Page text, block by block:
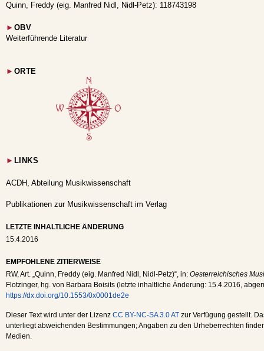
Quinn, Freddy (eig. Manfred Nidl, Nidl-Petz): 118743198
► OBV
Weiterführende Literatur
► ORTE
► LINKS
ACDH, Abteilung Musikwissenschaft
Publikationen zur Musikwissenschaft im Verlag
LETZTE INHALTLICHE ÄNDERUNG
15.4.2016
EMPFOHLENE ZITIERWEISE
RW, Art. „Quinn, Freddy (eig. Manfred Nidl, Nidl-Petz)“, in: Oesterreichisches
Flotzinger, hg. von Barbara Boisits (letzte inhaltliche Änderung: 15.4.2016 ,
https://dx.doi.org/10.1553/0x0001de2e
Dieser Text wird unter der Lizenz CC BY-NC-SA 3.0 AT zur Verfügung gestellt.
unterliegt abweichenden Bestimmungen; Angaben zu den Urheberrechten
Medien.